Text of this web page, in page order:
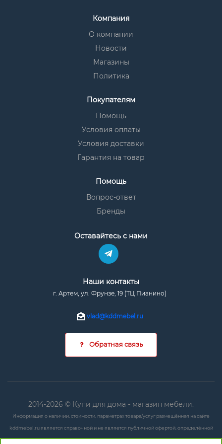
Компания
О компании
Новости
Магазины
Политика
Покупателям
Помощь
Условия оплаты
Условия доставки
Гарантия на товар
Помощь
Вопрос-ответ
Бренды
Оставайтесь с нами
Наши контакты
г. Артем, ул. Фрунзе, 19 (ТЦ Пианино)
vlad@kddmebel.ru
Обратная связь
2014-2026 © Купи для дома - магазин мебели.
Информация о наличии, стоимости, параметрах товара/услуг размещённая на сайте
kddmebel.ru является справочной и не является публичной офертой, определённой
положениями ст. 437 ГК РФ.